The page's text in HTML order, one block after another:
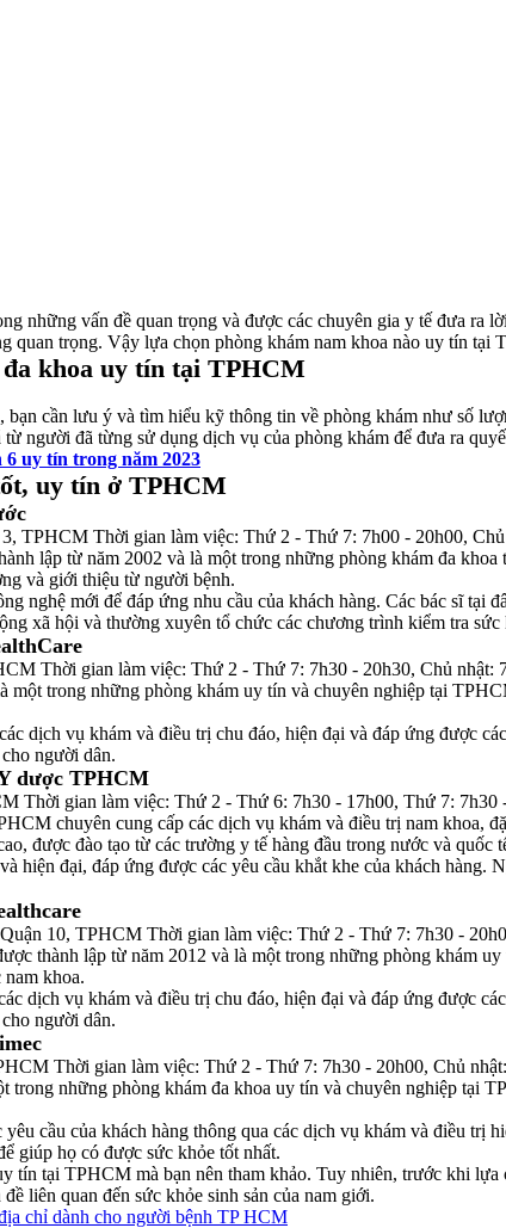
những vấn đề quan trọng và được các chuyên gia y tế đưa
quan trọng. Vậy lựa chọn phòng khám nam khoa nào uy tín
khoa uy tín tại TPHCM
cần lưu ý và tìm hiểu kỹ thông tin về phòng khám như số
người đã từng sử dụng dịch vụ của phòng khám để đưa ra
uy tín trong năm 2023
uy tín ở TPHCM
TPHCM Thời gian làm việc: Thứ 2 - Thứ 7: 7h00 - 20h00, Chủ
lập từ năm 2002 và là một trong những phòng khám đa
và giới thiệu từ người bệnh.
nghệ mới để đáp ứng nhu cầu của khách hàng. Các bác sĩ
xã hội và thường xuyên tổ chức các chương trình kiểm tra
Thời gian làm việc: Thứ 2 - Thứ 7: 7h30 - 20h30, Chủ nhật:
một trong những phòng khám uy tín và chuyên nghiệp tại
dịch vụ khám và điều trị chu đáo, hiện đại và đáp ứng được
người dân.
dược TPHCM
Thời gian làm việc: Thứ 2 - Thứ 6: 7h30 - 17h00, Thứ 7: 7h30
chuyên cung cấp các dịch vụ khám và điều trị nam khoa,
được đào tạo từ các trường y tế hàng đầu trong nước và quốc
hiện đại, đáp ứng được các yêu cầu khắt khe của khách
10, TPHCM Thời gian làm việc: Thứ 2 - Thứ 7: 7h30 -
thành lập từ năm 2012 và là một trong những phòng khám
khoa.
dịch vụ khám và điều trị chu đáo, hiện đại và đáp ứng được
người dân.
Thời gian làm việc: Thứ 2 - Thứ 7: 7h30 - 20h00, Chủ
trong những phòng khám đa khoa uy tín và chuyên nghiệp tại
cầu của khách hàng thông qua các dịch vụ khám và điều
giúp họ có được sức khỏe tốt nhất.
tín tại TPHCM mà bạn nên tham khảo. Tuy nhiên, trước khi
liên quan đến sức khỏe sinh sản của nam giới.
chỉ dành cho người bệnh TP HCM